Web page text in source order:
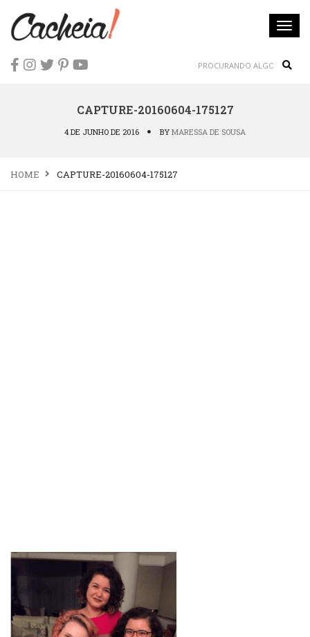
CAPTURE-20160604-175127
4 DE JUNHO DE 2016 BY MARESSA DE SOUSA
HOME CAPTURE-20160604-175127